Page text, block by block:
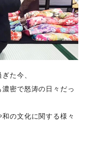
た今、
密で怒涛の日々だっ
の文化に関する様々